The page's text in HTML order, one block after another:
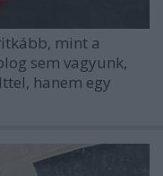
mint a
sem vagyunk,
hanem egy